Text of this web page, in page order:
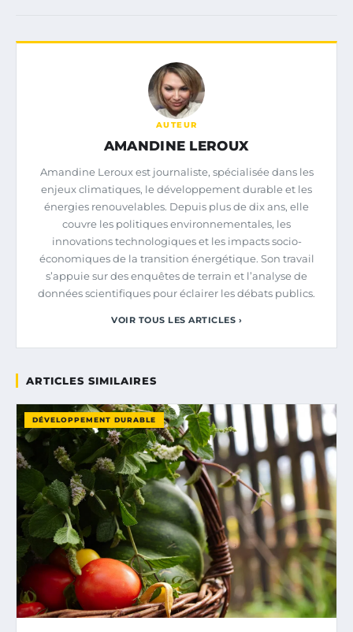
AUTEUR
AMANDINE LEROUX
Amandine Leroux est journaliste, spécialisée dans les
enjeux climatiques, le développement durable et les
énergies renouvelables. Depuis plus de dix ans, elle
couvre les politiques environnementales, les
innovations technologiques et les impacts socio-
économiques de la transition énergétique. Son travail
s’appuie sur des enquêtes de terrain et l’analyse de
données scientifiques pour éclairer les débats publics.
VOIR TOUS LES ARTICLES ›
ARTICLES SIMILAIRES
DÉVELOPPEMENT DURABLE